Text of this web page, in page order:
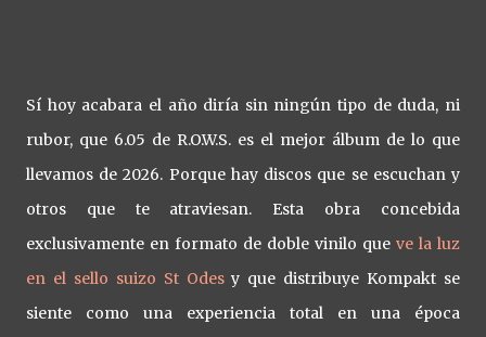
Sí hoy acabara el año diría sin ningún tipo de duda, ni
rubor, que 6.05 de R.O.W.S. es el mejor álbum de lo que
llevamos de 2026. Porque hay discos que se escuchan y
otros que te atraviesan. Esta obra concebida
exclusivamente en formato de doble vinilo que ve la luz
en el sello suizo St Odesy que distribuye Kompakt se
siente como una experiencia total en una época